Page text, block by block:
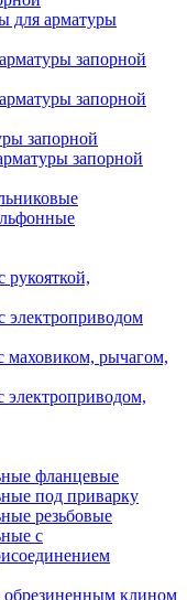
для арматуры
запорной
запорной
запорной
запорной
рукояткой,
электроприводом
рычагом,
фланцевые
под приварку
резьбовые
с
клином